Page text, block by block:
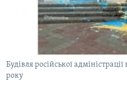
Будівля російської
року